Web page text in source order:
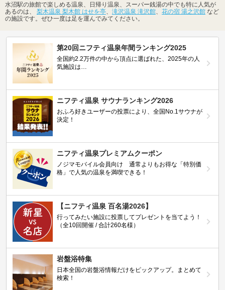
水沼駅の旅館で楽しめる温泉、日帰り温泉、スーパー銭湯の中でも特に人気が
あるのは、 梨木温泉 梨木館 はせを亭 滝沢温泉 滝沢館 花の宿 湯之沢館 など
の施設です。ぜひ一度は足を運んでみてください。
第20回ニフティ温泉年間ランキング2025
全国約2.2万件の中から頂点に選ばれた、2025年の人
気施設は…
ニフティ温泉 サウナランキング2026
おふろ好きユーザーの投票により、全国No.1サウナが
決定！
ニフティ温泉プレミアムクーポン
ノジマモバイル会員向け 通常よりもお得な「特別価
格」で人気の温泉を満喫できる！
【ニフティ温泉 百名湯2026】
行ってみたい施設に投票してプレゼントを当てよう！
（全10回開催 / 合計260名様）
岩盤浴特集
日本全国の岩盤浴情報だけをピックアップ。まとめて
検索！